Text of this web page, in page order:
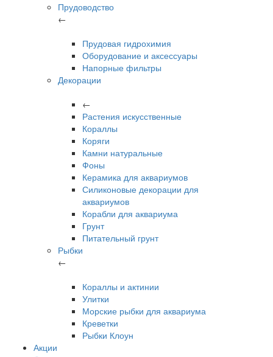
Прудоводство
←
Прудовая гидрохимия
Оборудование и аксессуары
Напорные фильтры
Декорации
←
Растения искусственные
Кораллы
Коряги
Камни натуральные
Фоны
Керамика для аквариумов
Силиконовые декорации для
аквариумов
Корабли для аквариума
Грунт
Питательный грунт
Рыбки
←
Кораллы и актинии
Улитки
Морские рыбки для аквариума
Креветки
Рыбки Клоун
Акции